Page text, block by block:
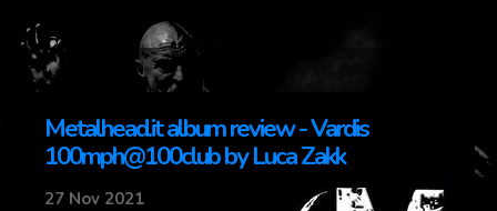
Metalhead.it album review - Vardis
100mph@100club by Luca Zakk
27 Nov 2021